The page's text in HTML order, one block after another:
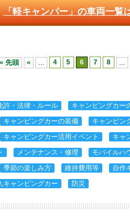
「軽キャンパー」の車両一覧
« 先頭 « 4 5 6 7 8
許・法律・ルール キャンピングカー
キャンピングカーの装備 キャンピン
キャンピングカー活用イベント キャ
メンテナンス・修理 モバイルハ
季節の楽しみ方 維持費用等 自作
キャンピングカー 防災